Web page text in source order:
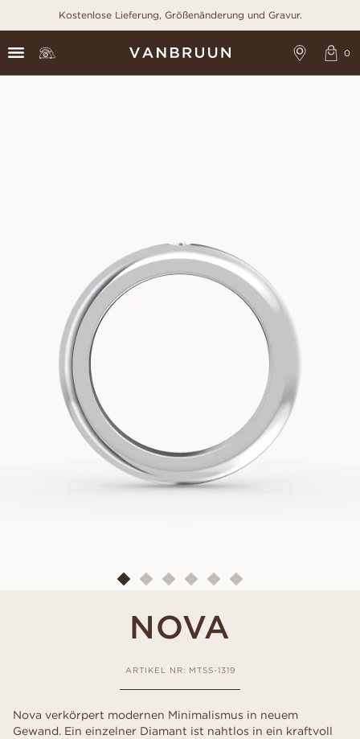
Kostenlose Lieferung, Größenänderung und Gravur.
NOVA
ARTIKEL NR: MTSS-1319
Nova verkörpert modernen Minimalismus in neuem
Gewand. Ein einzelner Diamant ist nahtlos in ein kraftvoll